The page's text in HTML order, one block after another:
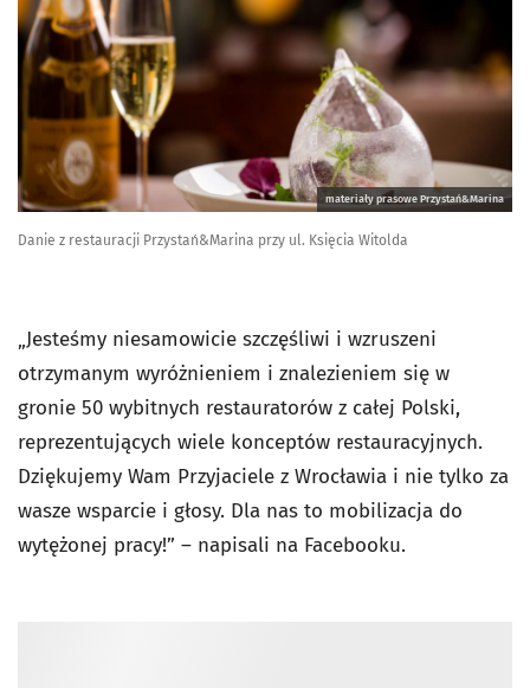
materiały prasowe Przystań&Marina
Danie z restauracji Przystań&Marina przy ul. Księcia Witolda
„Jesteśmy niesamowicie szczęśliwi i wzruszeni
otrzymanym wyróżnieniem i znalezieniem się w
gronie 50 wybitnych restauratorów z całej Polski,
reprezentujących wiele konceptów restauracyjnych.
Dziękujemy Wam Przyjaciele z Wrocławia i nie tylko za
wasze wsparcie i głosy. Dla nas to mobilizacja do
wytężonej pracy!” – napisali na Facebooku.